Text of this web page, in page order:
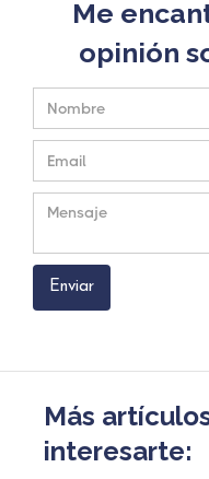
Me
opinión
Más
interesarte: